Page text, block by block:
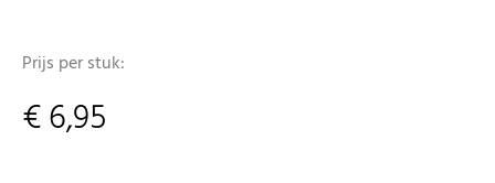
Prijs per stuk:
€6,95